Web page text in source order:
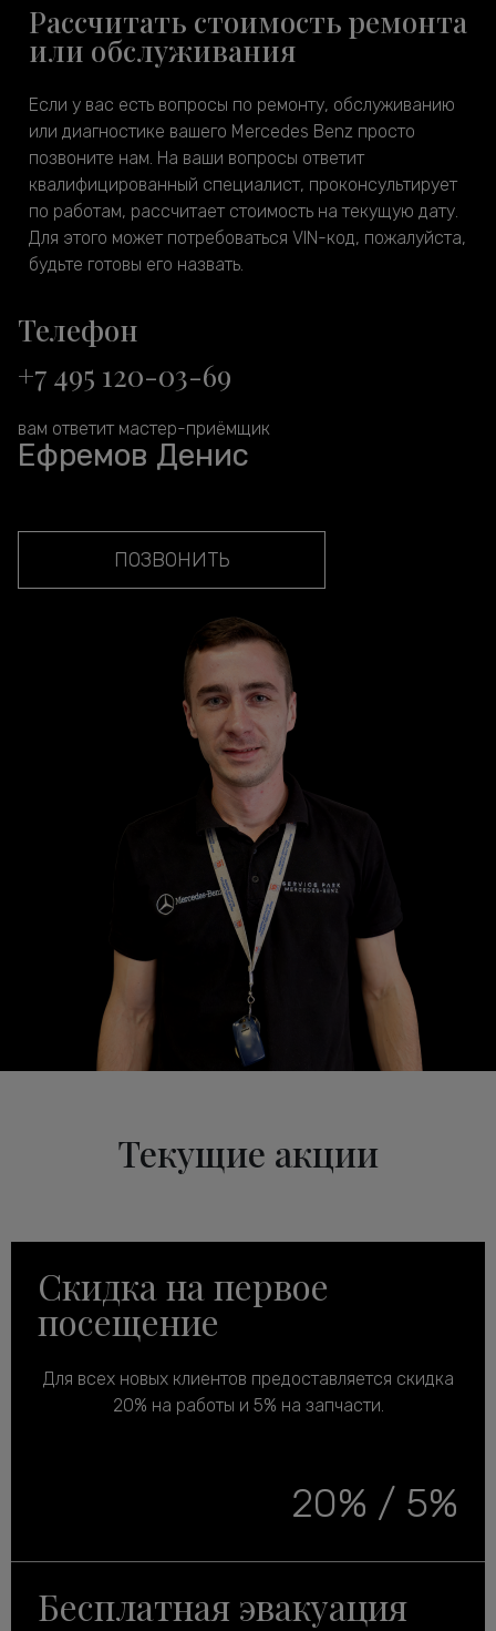
Рассчитать стоимость ремонта
или обслуживания
Если у вас есть вопросы по ремонту, обслуживанию
или диагностике вашего Mercedes Benz просто
позвоните нам. На ваши вопросы ответит
квалифицированный специалист, проконсультирует
по работам, рассчитает стоимость на текущую дату.
Для этого может потребоваться VIN-код, пожалуйста,
будьте готовы его назвать.
Телефон
+7 495 120-03-69
вам ответит мастер-приёмщик
Ефремов Денис
ПОЗВОНИТЬ
Текущие акции
Скидка на первое
посещение
Для всех новых клиентов предоставляется скидка
20% на работы и 5% на запчасти.
20% / 5%
Бесплатная эвакуация